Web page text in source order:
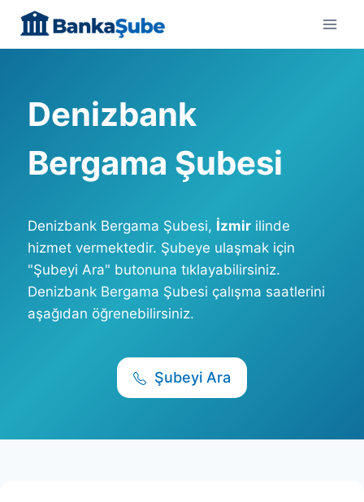
content
Denizbank
Bergama Şubesi
Denizbank Bergama Şubesi, İzmir ilinde
hizmet vermektedir. Şubeye ulaşmak için
"Şubeyi Ara" butonuna tıklayabilirsiniz.
Denizbank Bergama Şubesi çalışma saatlerini
aşağıdan öğrenebilirsiniz.
Şubeyi Ara